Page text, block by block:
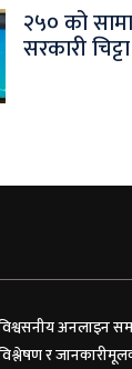
२५० को
सरकारी चिट्टा
अनलाइन
र